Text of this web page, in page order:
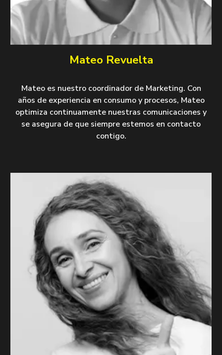
Mateo Revuelta
Mateo es nuestro coordinador de Marketing. Con
años de experiencia en consumo y procesos, Mateo
optimiza continuamente nuestras comunicaciones y
se asegura de que siempre estemos en contacto
contigo.